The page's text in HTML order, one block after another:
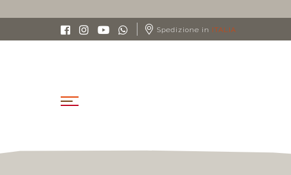
Spedizione in ITALIA